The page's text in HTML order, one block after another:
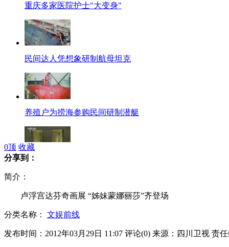
重庆多家医院护士"大变身"
民间达人凭想象研制航母坦克
养殖户为捞海参购民间研制潜艇
超赞定格动画 粉笔画大战真人
0顶 收藏
分享到：
简介：
卢浮宫达芬奇画展 “姊妹蒙娜丽莎”齐登场
分类名称： 文娱前线
发布时间：2012年03月29日 11:07 评论(0) 来源：四川卫视 责